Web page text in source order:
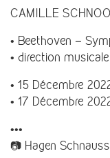
CAMILLE
• Beethoven –
• direction
• 15 Décembre
• 17 Décembre
•••
📷 Hagen Schnauss